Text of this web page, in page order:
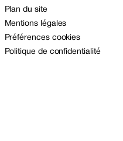
Plan du site
Mentions légales
Préférences cookies
Politique de confidentialité